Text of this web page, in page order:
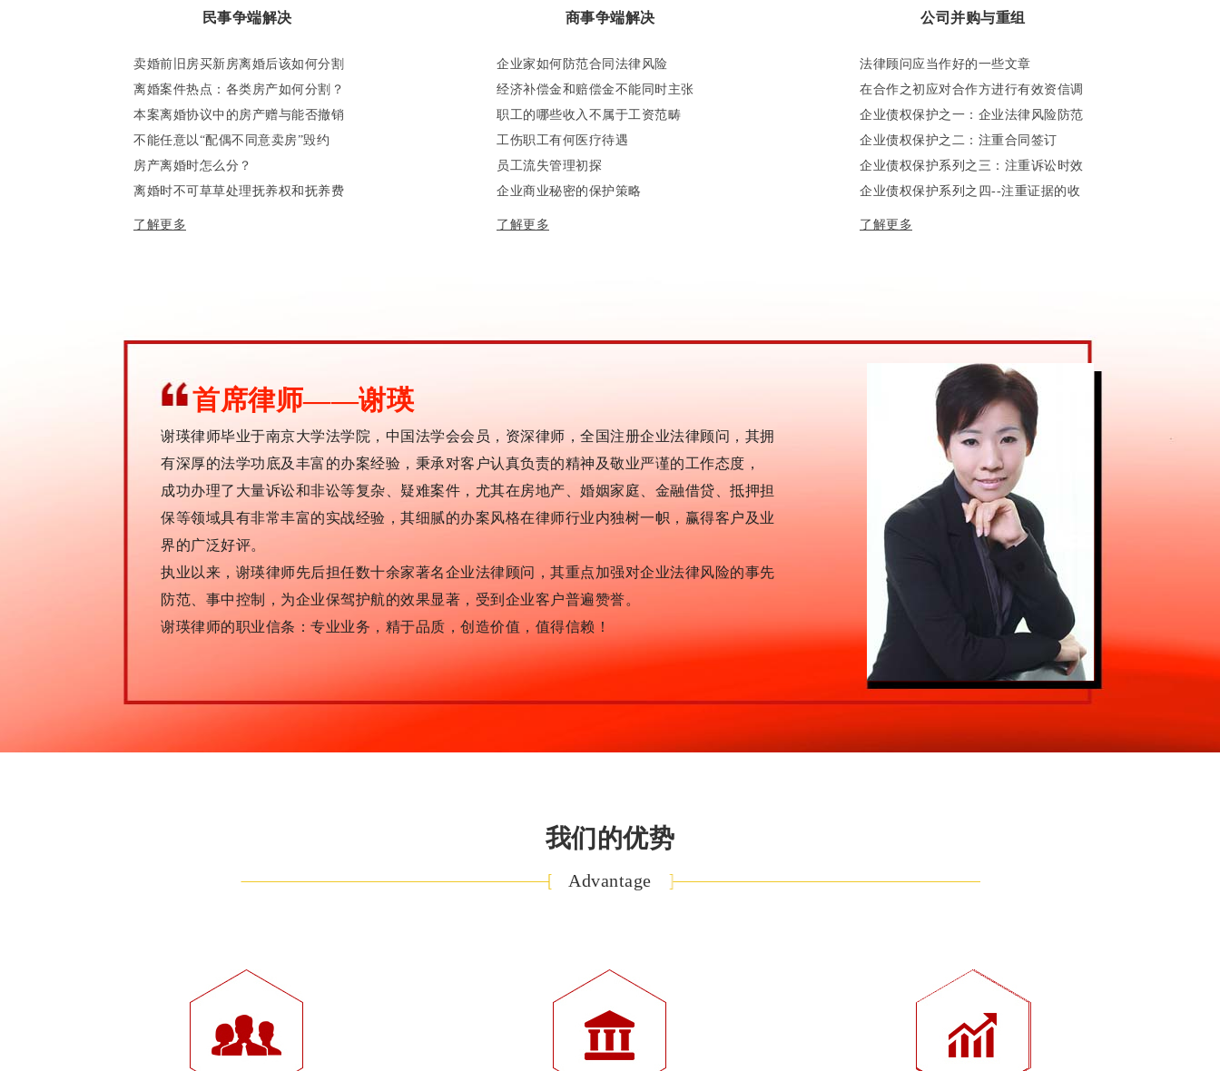
民事争端解决
卖婚前旧房买新房离婚后该如何分割
离婚案件热点：各类房产如何分割？
本案离婚协议中的房产赠与能否撤销
不能任意以“配偶不同意卖房”毁约
房产离婚时怎么分？
离婚时不可草草处理抚养权和抚养费
了解更多
商事争端解决
企业家如何防范合同法律风险
经济补偿金和赔偿金不能同时主张
职工的哪些收入不属于工资范畴
工伤职工有何医疗待遇
员工流失管理初探
企业商业秘密的保护策略
了解更多
公司并购与重组
法律顾问应当作好的一些文章
在合作之初应对合作方进行有效资信调
查和财产调查
企业债权保护之一：企业法律风险防范
机制的中国进程
企业债权保护之二：注重合同签订
企业债权保护系列之三：注重诉讼时效
企业债权保护系列之四--注重证据的收
集
了解更多
首席律师——谢瑛
谢瑛律师毕业于南京大学法学院，中国法学会会员，资深律师，全国注册企业法律顾问，其拥
有深厚的法学功底及丰富的办案经验，秉承对客户认真负责的精神及敬业严谨的工作态度，
成功办理了大量诉讼和非讼等复杂、疑难案件，尤其在房地产、婚姻家庭、金融借贷、抵押担
保等领域具有非常丰富的实战经验，其细腻的办案风格在律师行业内独树一帜，赢得客户及业
界的广泛好评。
执业以来，谢瑛律师先后担任数十余家著名企业法律顾问，其重点加强对企业法律风险的事先
防范、事中控制，为企业保驾护航的效果显著，受到企业客户普遍赞誉。
谢瑛律师的职业信条：专业业务，精于品质，创造价值，值得信赖！
我们的优势
Advantage